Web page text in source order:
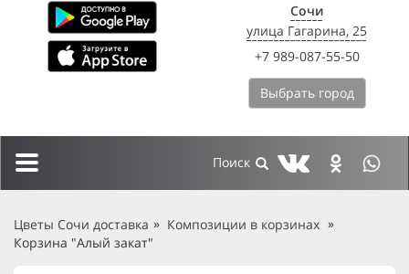
Сочи
улица Гагарина, 25
+7 989-087-55-50
Выбрать город
Toggle
Цветы Сочи доставка
Композиции в корзинах
Корзина "Алый закат"